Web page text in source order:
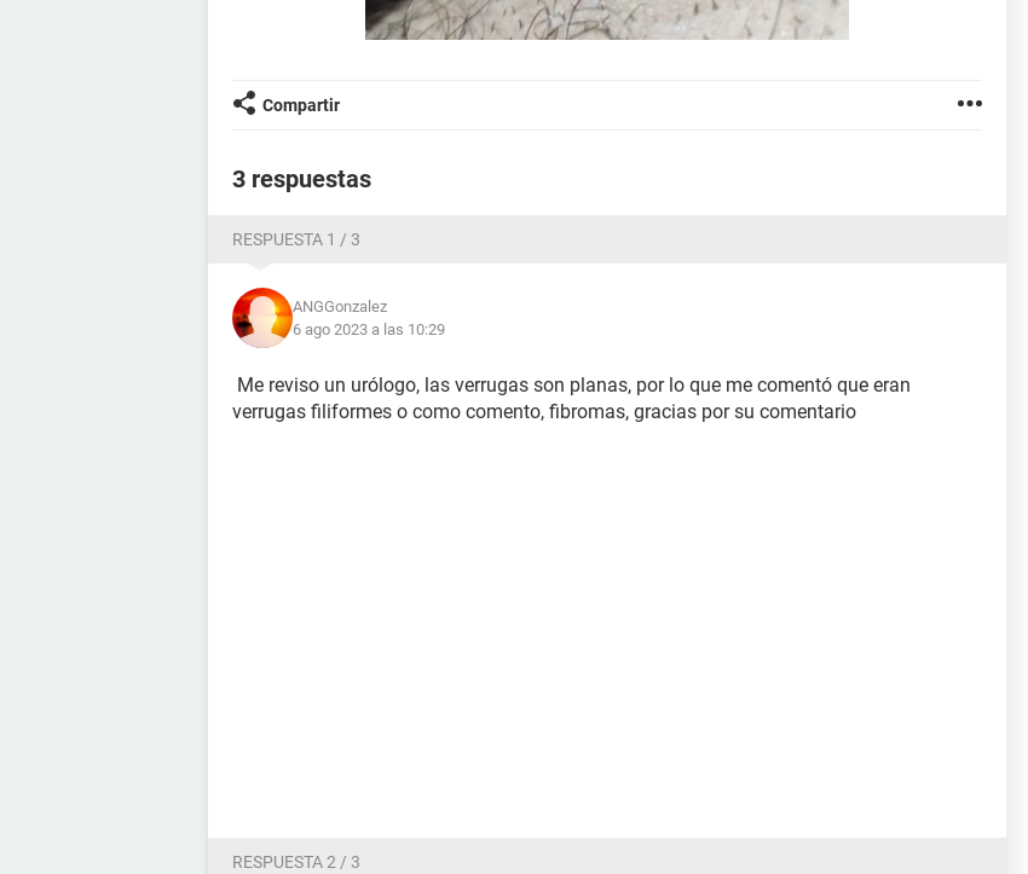
Compartir
3 respuestas
RESPUESTA 1 / 3
ANGGonzalez
6 ago 2023 a las 10:29
Me reviso un urólogo, las verrugas son planas, por lo que me comentó que eran
verrugas filiformes o como comento, fibromas, gracias por su comentario
RESPUESTA 2 / 3